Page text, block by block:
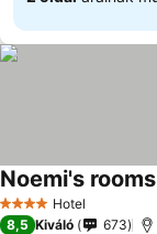
4 KategóriaHotel
Noemi's rooms
8,5 Kiváló 673